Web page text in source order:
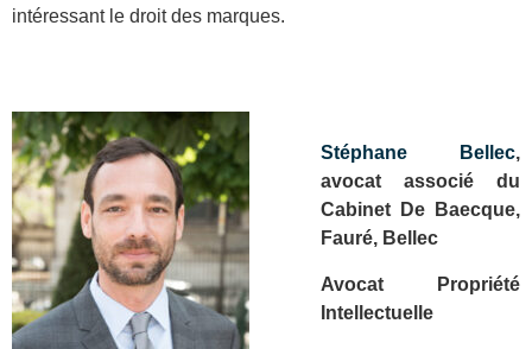
intéressant le droit des marques.
Stéphane Bellec,
avocat associé du
Cabinet De Baecque,
Fauré, Bellec
Avocat Propriété
Intellectuelle